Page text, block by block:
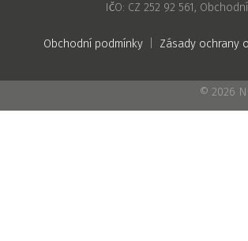
IČO: CZ 252 92 561,
Obchodní podmínky Zásady ochrany
© 2026